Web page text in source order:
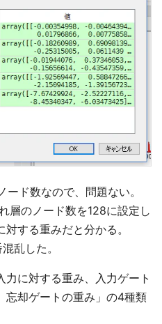
ド数なので、問題ない。
層のノード数を128に設定し
する重みだと分かる。
乱した。
に対する重み、入力ゲート
忘却ゲートの重み」の4種類